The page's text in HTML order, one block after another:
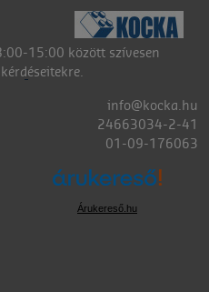
15:00 között szívesen
info@kocka.hu
24663034-2-41
01-09-176063
Árukereső.hu